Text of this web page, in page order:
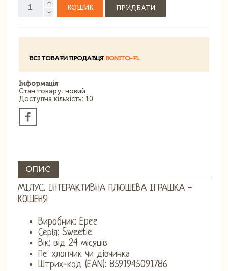
КОШИК ПРИДБАТИ
ВСІ ТОВАРИ ПРОДАВЦЯ BONITO-PL
Інформація
Стан товару: новий
Доступна кількість: 10
ОПИС
МІЛУС. ІНТЕРАКТИВНА ПЛЮШЕВА ІГРАШКА -
КОШЕНЯ
Виробник: Epee
Серія: Sweetie
Вік: від 24 місяців
Пе: ​​хлопчик чи дівчинка
Штрих-код (EAN): 8591945091786